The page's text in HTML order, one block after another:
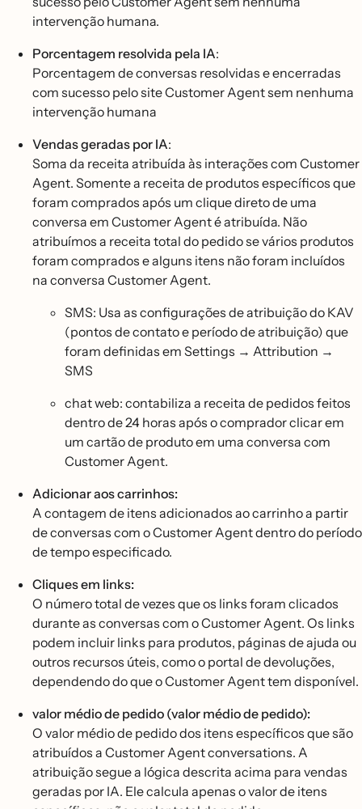
intervenção humana.
Porcentagem resolvida pela IA:
Porcentagem de conversas resolvidas e encerradas
com sucesso pelo site Customer Agent sem nenhuma
intervenção humana
Vendas geradas por IA:
Soma da receita atribuída às interações com Customer
Agent. Somente a receita de produtos específicos que
foram comprados após um clique direto de uma
conversa em Customer Agent é atribuída. Não
atribuímos a receita total do pedido se vários produtos
foram comprados e alguns itens não foram incluídos
na conversa Customer Agent.
SMS: Usa as configurações de atribuição do KAV
(pontos de contato e período de atribuição) que
foram definidas em Settings → Attribution →
SMS
chat web: contabiliza a receita de pedidos feitos
dentro de 24 horas após o comprador clicar em
um cartão de produto em uma conversa com
Customer Agent.
Adicionar aos carrinhos:
A contagem de itens adicionados ao carrinho a partir
de conversas com o Customer Agent dentro do período
de tempo especificado.
Cliques em links:
O número total de vezes que os links foram clicados
durante as conversas com o Customer Agent. Os links
podem incluir links para produtos, páginas de ajuda ou
outros recursos úteis, como o portal de devoluções,
dependendo do que o Customer Agent tem disponível.
valor médio de pedido (valor médio de pedido):
O valor médio de pedido dos itens específicos que são
atribuídos a Customer Agent conversations. A
atribuição segue a lógica descrita acima para vendas
geradas por IA. Ele calcula apenas o valor de itens